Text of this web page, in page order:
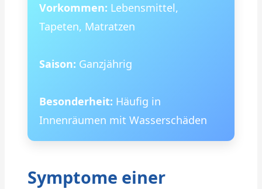
Vorkommen: Lebensmittel,
Tapeten, Matratzen
Saison: Ganzjährig
Besonderheit: Häufig in
Innenräumen mit Wasserschäden
Symptome einer